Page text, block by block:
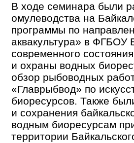
В ходе семинара были
омулеводства на
программы по
аквакультура» в
современного
и охраны водных
обзор рыбоводных
«Главрыбвод» по
биоресурсов. Также
и сохранения
водным биоресурсам
территории